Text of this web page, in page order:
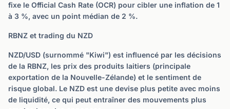
fixe le Official Cash Rate (OCR) pour cibler une inflation de 1
à 3 %, avec un point médian de 2 %.
RBNZ et trading du NZD
NZD/USD (surnommé "Kiwi") est influencé par les décisions
de la RBNZ, les prix des produits laitiers (principale
exportation de la Nouvelle-Zélande) et le sentiment de
risque global. Le NZD est une devise plus petite avec moins
de liquidité, ce qui peut entraîner des mouvements plus